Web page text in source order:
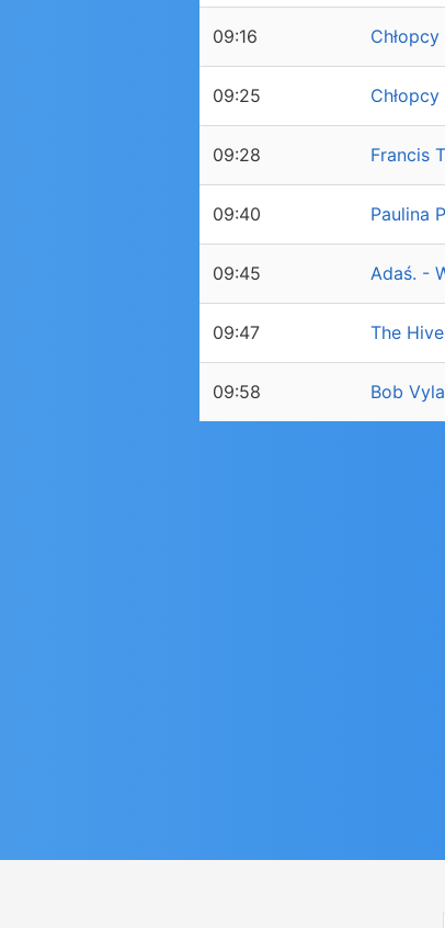
09:16
09:25
09:28 Francis
09:40 Paulina
09:45 Adaś. -
09:47 The
09:58 Bob